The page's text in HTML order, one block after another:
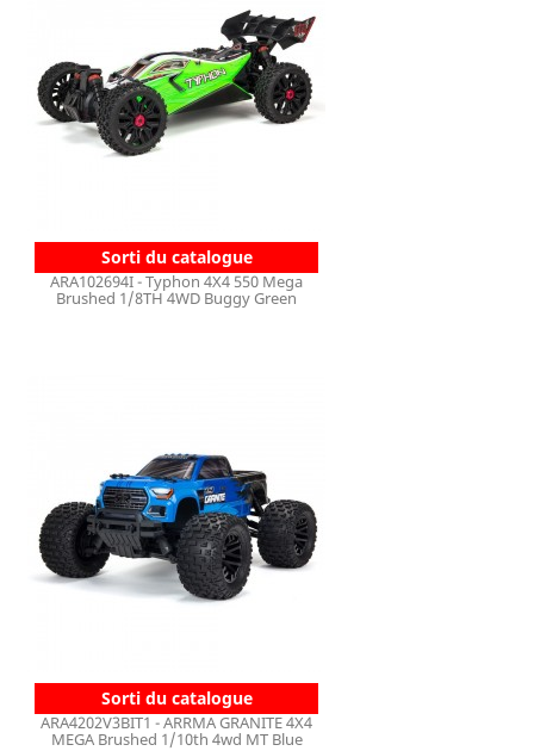
Sorti du catalogue
ARA102694I - Typhon 4X4 550 Mega
Brushed 1/8TH 4WD Buggy Green
Sorti du catalogue
ARA4202V3BIT1 - ARRMA GRANITE 4X4
MEGA Brushed 1/10th 4wd MT Blue